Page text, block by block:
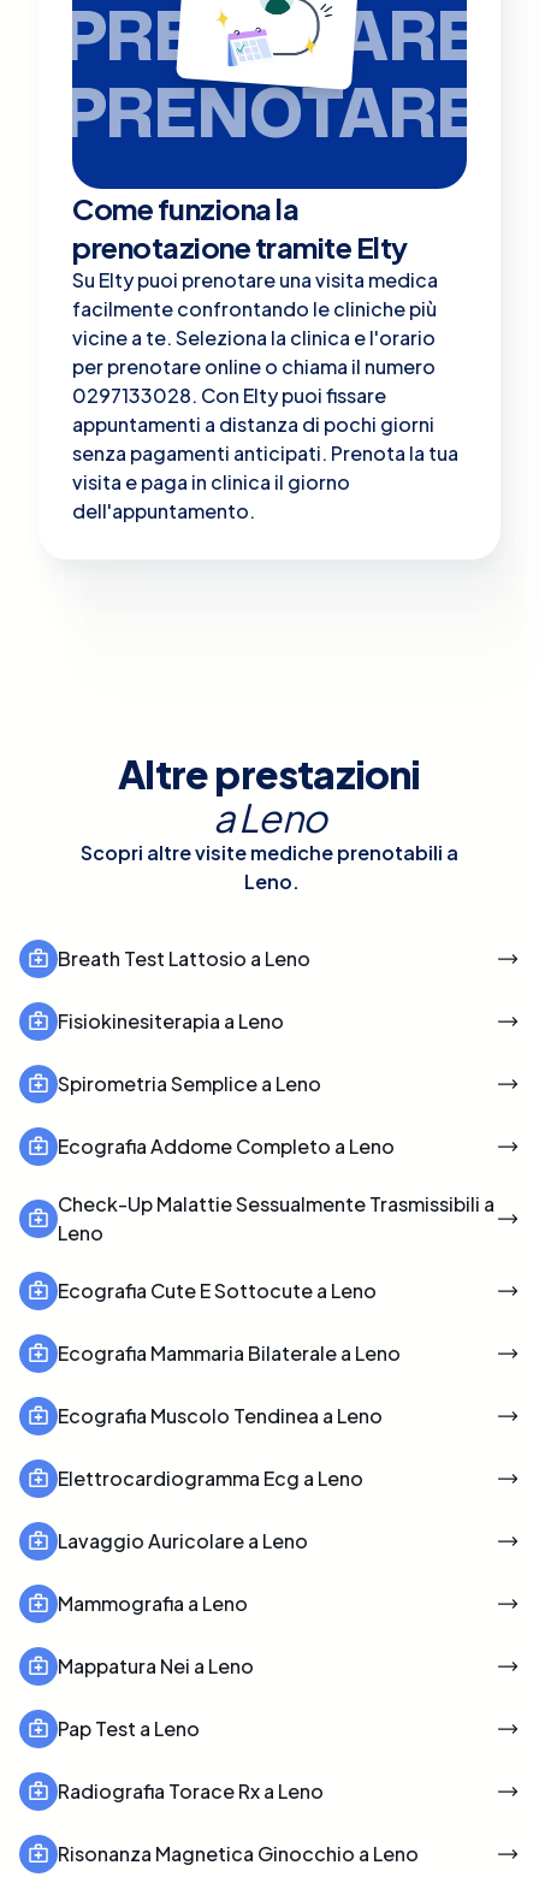
PRENOTARE
PRENOTARE
Come funziona la
prenotazione tramite Elty
Su Elty puoi prenotare una visita medica
facilmente confrontando le cliniche più
vicine a te. Seleziona la clinica e l'orario
per prenotare online o chiama il numero
0297133028. Con Elty puoi fissare
appuntamenti a distanza di pochi giorni
senza pagamenti anticipati. Prenota la tua
visita e paga in clinica il giorno
dell'appuntamento.
Altre prestazioni
aLeno
Scopri altre visite mediche prenotabili a
Leno.
Breath Test Lattosio a Leno
Fisiokinesiterapia a Leno
Spirometria Semplice a Leno
Ecografia Addome Completo a Leno
Check-Up Malattie Sessualmente Trasmissibili a
Leno
Ecografia Cute E Sottocute a Leno
Ecografia Mammaria Bilaterale a Leno
Ecografia Muscolo Tendinea a Leno
Elettrocardiogramma Ecg a Leno
Lavaggio Auricolare a Leno
Mammografia a Leno
Mappatura Nei a Leno
Pap Test a Leno
Radiografia Torace Rx a Leno
Risonanza Magnetica Ginocchio a Leno